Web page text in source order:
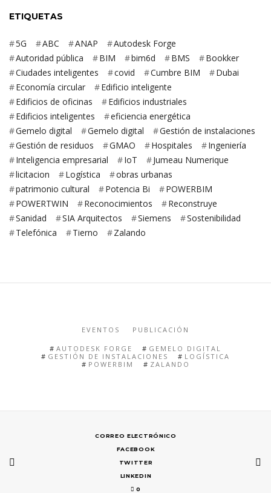
ETIQUETAS
5G ABC ANAP
Autodesk Forge
Autoridad pública
BIM bim6d BMS
Bookker
Ciudades inteligentes
covid Cumbre BIM
Dubai
Economía circular
Edificio inteligente
Edificios de oficinas
Edificios industriales
Edificios inteligentes
eficiencia energética
Gemelo digital
Gemelo digital
Gestión de instalaciones
Gestión de residuos
GMAO Hospitales
Ingeniería
Inteligencia empresarial
IoT
Jumeau Numerique
licitacion
Logística
obras urbanas
patrimonio cultural
Potencia Bi
POWERBIM
POWERTWIN
Reconocimientos
Reconstruye
Sanidad
SIA Arquitectos Siemens
Sostenibilidad
Telefónica
Tierno Zalando
EVENTOS PUBLICACIÓN
AUTODESK FORGE
GEMELO DIGITAL
GESTIÓN DE INSTALACIONES
LOGÍSTICA
POWERBIM
ZALANDO
CORREO ELECTRÓNICO
FACEBOOK
TWITTER
LINKEDIN
0